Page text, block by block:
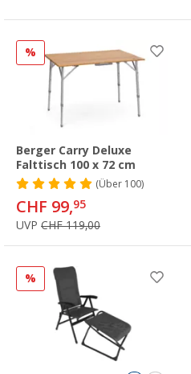
%
Berger Carry Deluxe
Falttisch 100 x 72 cm
(Über100)
CHF 99,95
UVP CHF 119,00
%